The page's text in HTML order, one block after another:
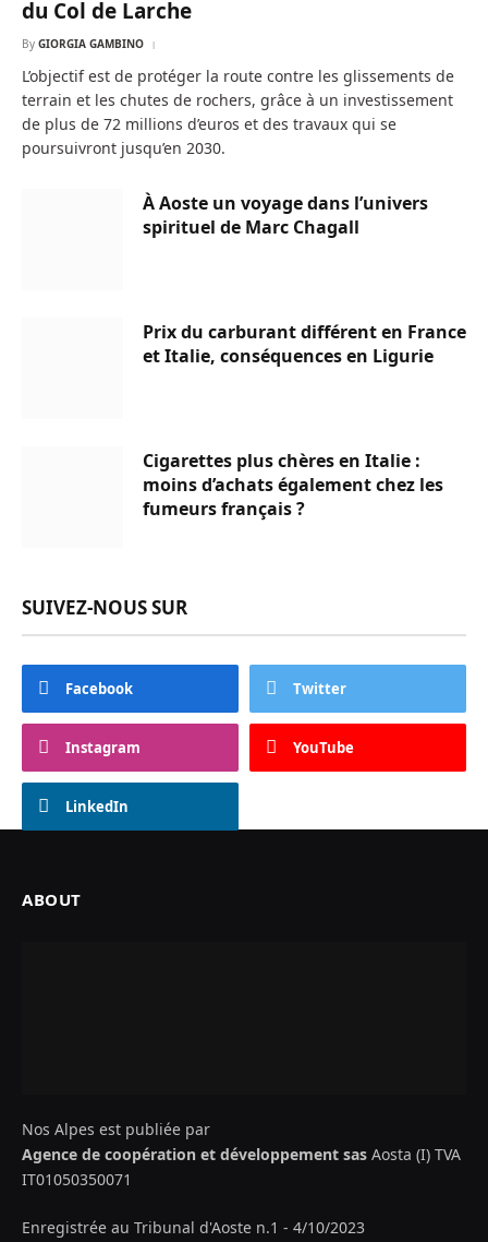
du Col de Larche
By GIORGIA GAMBINO
L’objectif est de protéger la route contre les glissements de
terrain et les chutes de rochers, grâce à un investissement
de plus de 72 millions d’euros et des travaux qui se
poursuivront jusqu’en 2030.
À Aoste un voyage dans l’univers
spirituel de Marc Chagall
Prix du carburant différent en France
et Italie, conséquences en Ligurie
Cigarettes plus chères en Italie :
moins d’achats également chez les
fumeurs français ?
SUIVEZ-NOUS SUR
Facebook Twitter
Instagram YouTube
LinkedIn
ABOUT
Nos Alpes est publiée par
Agence de coopération et développement sas Aosta (I) TVA
IT01050350071
Enregistrée au Tribunal d'Aoste n.1 - 4/10/2023